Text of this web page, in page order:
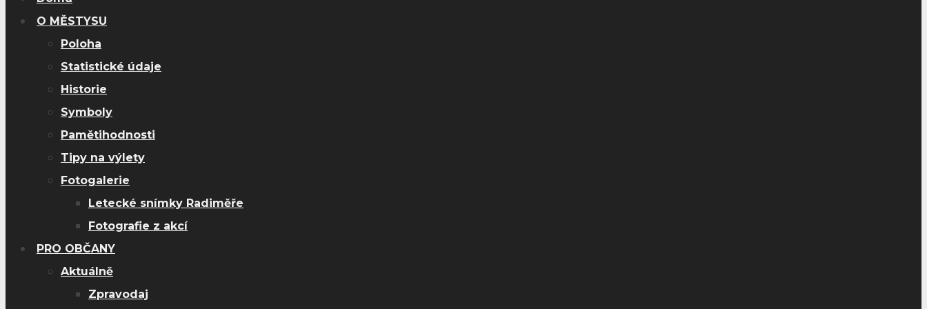
O MĚSTYSU
Poloha
Statistické údaje
Historie
Symboly
Pamětihodnosti
Tipy na výlety
Fotogalerie
Letecké snímky Radiměře
Fotografie z akcí
PRO OBČANY
Aktuálně
Zpravodaj